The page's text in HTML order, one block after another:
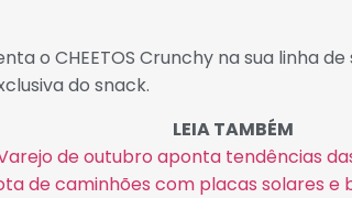
o CHEETOS Crunchy na sua linha
do snack.
LEIA TAMBÉM
de outubro aponta tendências
de caminhões com placas solares